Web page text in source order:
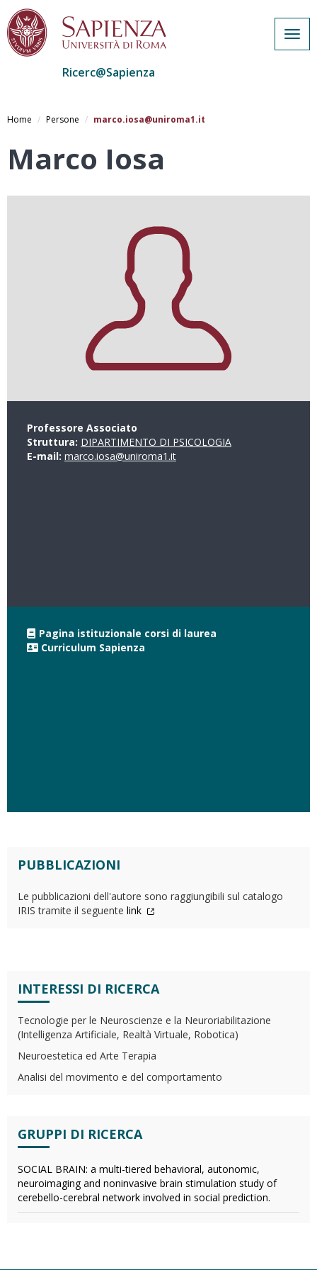
al
Ricerc@Sapienza
Home Persone marco.iosa@uniroma1.it
Marco Iosa
Professore Associato
Struttura: DIPARTIMENTO DI PSICOLOGIA
E-mail: marco.iosa@uniroma1.it
Pagina istituzionale corsi di laurea
Curriculum Sapienza
PUBBLICAZIONI
Le pubblicazioni dell'autore sono raggiungibili sul catalogo
IRIS tramite il seguente link
INTERESSI DI RICERCA
Tecnologie per le Neuroscienze e la Neuroriabilitazione
(Intelligenza Artificiale, Realtà Virtuale, Robotica)
Neuroestetica ed Arte Terapia
Analisi del movimento e del comportamento
GRUPPI DI RICERCA
SOCIAL BRAIN: a multi-tiered behavioral, autonomic,
neuroimaging and noninvasive brain stimulation study of
cerebello-cerebral network involved in social prediction.